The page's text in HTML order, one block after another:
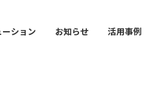
ーション お知らせ 活用事例